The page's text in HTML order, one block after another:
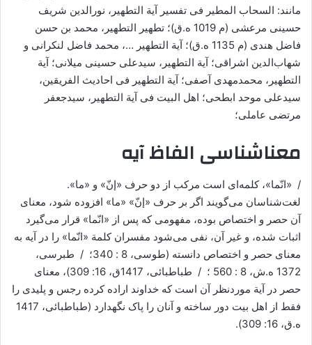
مانند: السحاب المطیر فی تفسیر آیة التطهیر، نورالدین شریف
حسینی مرعشی (م 1019 ه.ق)؛ تطهیر التطهیر، محمد بن حسن
فاضل هندی (م 1135 ه.ق)؛ آیة التطهیر …، محمد فاضل لنکرانی و
شهاب‌الدین اشراقی؛ آیة التطهیر، سیدعلی حسینی میلانی؛ آیة
التطهیر، محمدمهدی آصفی؛ آیة التطهیر فی احادیث الفریقین،
سیدعلی موحد ابطحی؛ اهل البیت فی آیة التطهیر، سیدجعفر
مرتضی عاملی؛
معناشناسی الفاظ آیه
/ «انّما»، کلمه‌ای است مرکب از دو حرف «إنّ» و «ما».
لغت‌شناسان می‌گویند اگر بر حرف «إنّ» «ما» افزوده شود، معنای
آن حصر و اختصاص بوده، مفهومی که پس از «انّما» قرار می‌گیرد
اثبات شده، و غیر آن، نفی می‌شود مفسران کلمة «انّما» را در آیه به
معنای حصر و اختصاص دانسته (طوسی، 8 : 340؛ / طبرسی،
1372 ه.ش، 8 : 560 ؛ / طباطبائی، 1417ق، 16: 309)، معنای
حصر در آیة موردنظر آن است که خداوند اراده کرده رجس و پلیدی را
فقط از اهل بیت دور ساخته و آنان را پاک نگهدارد (طباطبائی، 1417
ه.ق، 16: 309).